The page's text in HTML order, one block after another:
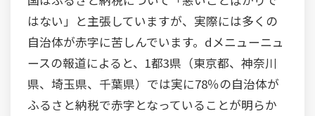
はない」と主張していますが、実際には多くの
自治体が赤字に苦しんでいます。dメニューニュ
ースの報道によると、1都3県（東京都、神奈川
県、埼玉県、千葉県）では実に78％の自治体が
ふるさと納税で赤字となっていることが明らか